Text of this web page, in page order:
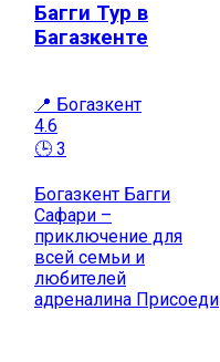
Багги Тур в
Багазкенте
📍 Богазкент
4.6
🕒 3
Богазкент Багги
Сафари –
приключение для
всей семьи и
любителей
адреналина Присоеди